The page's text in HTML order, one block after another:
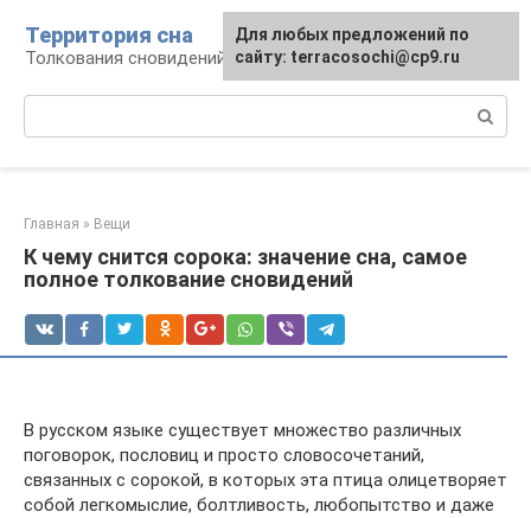
контенту
Территория сна
Толкования сновидений
Главная » Вещи
К чему снится сорока: значение сна, самое
полное толкование сновидений
В русском языке существует множество различных
поговорок, пословиц и просто словосочетаний,
связанных с сорокой, в которых эта птица олицетворяет
собой легкомыслие, болтливость, любопытство и даже
Для любых предложений по
сайту: terracosochi@cp9.ru